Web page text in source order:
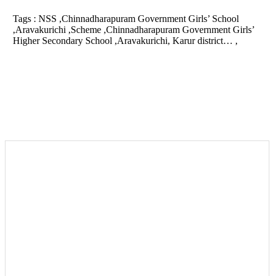
Tags : NSS ,Chinnadharapuram Government Girls’ School
,Aravakurichi ,Scheme ,Chinnadharapuram Government Girls’
Higher Secondary School ,Aravakurichi, Karur district… ,